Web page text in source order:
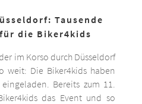
Tausende
die Biker4kids
im Korso durch Düsseldorf
weit: Die Biker4kids haben
Bereits zum 11.
das Event und so